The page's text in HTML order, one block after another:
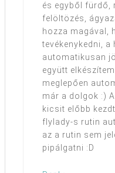
és egyből fürdő,
felöltözés,
hozza magával,
tevékenykedni,
automatikusan
együtt
meglepően
már a dolgok :)
kicsit előbb
flylady-s rutin
az a rutin sem
pipálgatni :D